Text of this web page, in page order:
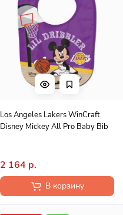
Los Angeles Lakers WinCraft
Disney Mickey All Pro Baby Bib
2 164 р.
В корзину